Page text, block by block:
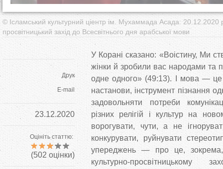
© Ісламський культурний ціентр ім. Мухаммада Асада: 20.12.2020
просвітницький захід до Всесвітнього дня арабської мови
Друк
E-mail
23.12.2020
Оцініть статтю:
(502 оцінки)
У Корані сказано: «Воістину, Ми
жінки й зробили вас народами та
одне одного» (49:13). І мова — це
настанови, інструмент пізнання
задовольняти потреби
різних релігій і культур на
ворогувати, чути, а не
конкурувати, руйнувати
упереджень — про це,
культурно-просвітницькому